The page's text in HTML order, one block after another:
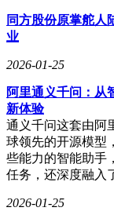
同方股份原掌舵人
业
2026-01-25
阿里通义千问：从
新体验
通义千问这套由阿
球领先的开源模型
些能力的智能助手
任务，还深度融入
2026-01-25